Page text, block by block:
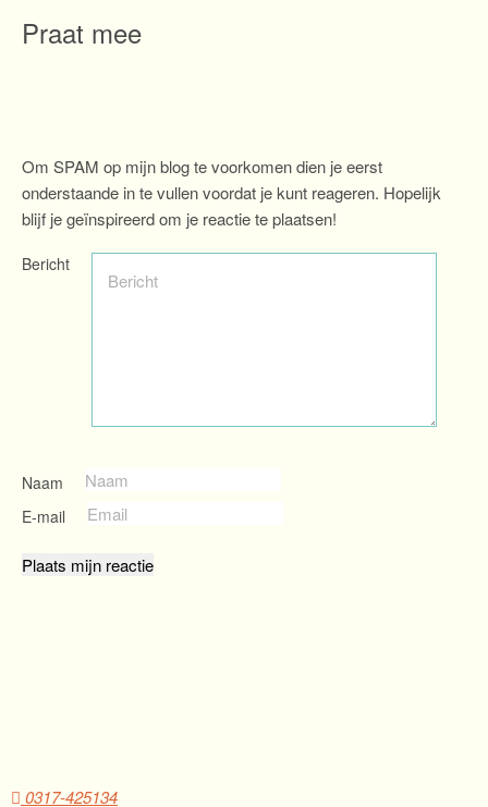
Praat mee
Om SPAM op mijn blog te voorkomen dien je eerst
onderstaande in te vullen voordat je kunt reageren. Hopelijk
blijf je geïnspireerd om je reactie te plaatsen!
Bericht
Naam
E-mail
0317-425134